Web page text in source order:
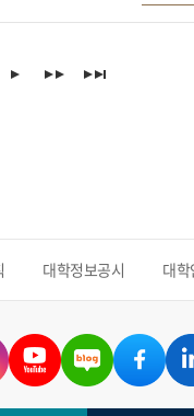
대학정보공시 대